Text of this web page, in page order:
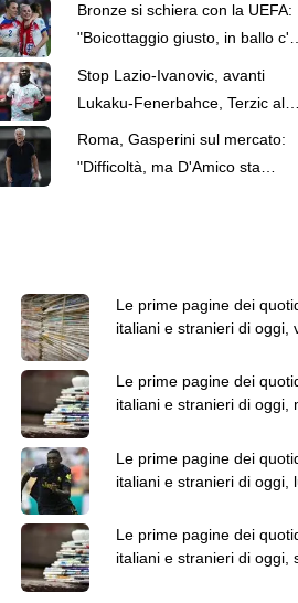
Bronze si schiera con la UEFA:
"Boicottaggio giusto, in ballo c'è
Stop Lazio-Ivanovic, avanti
Lukaku-Fenerbahce, Terzic al
Frosinone: le top news delle 22
Roma, Gasperini sul mercato:
"Difficoltà, ma D'Amico sta
Le prime pagine dei
italiani e stranieri di oggi,
Le prime pagine dei
italiani e stranieri di oggi,
Le prime pagine dei
italiani e stranieri di oggi,
Le prime pagine dei
italiani e stranieri di oggi,